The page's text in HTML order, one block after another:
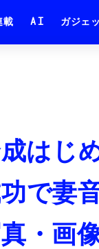
載 AI ガジェ
はじ
で妻
・画